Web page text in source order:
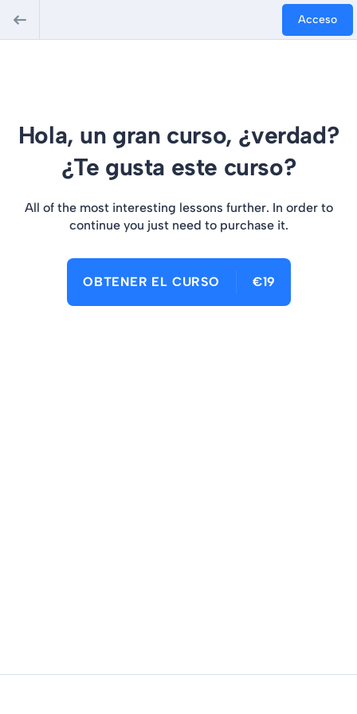
Acceso
Hola, un gran curso, ¿verdad?
¿Te gusta este curso?
All of the most interesting lessons further. In order to
continue you just need to purchase it.
OBTENER EL CURSO €19